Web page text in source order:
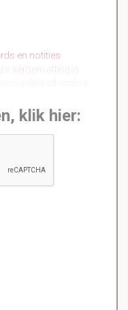
en notities
samenvatting is
klik hier: